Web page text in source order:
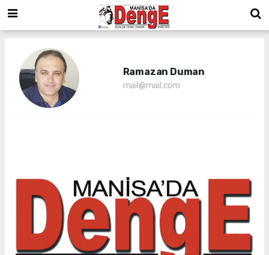
Ramazan Duman
mail@mail.com